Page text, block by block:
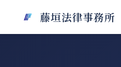
藤垣法律事務所